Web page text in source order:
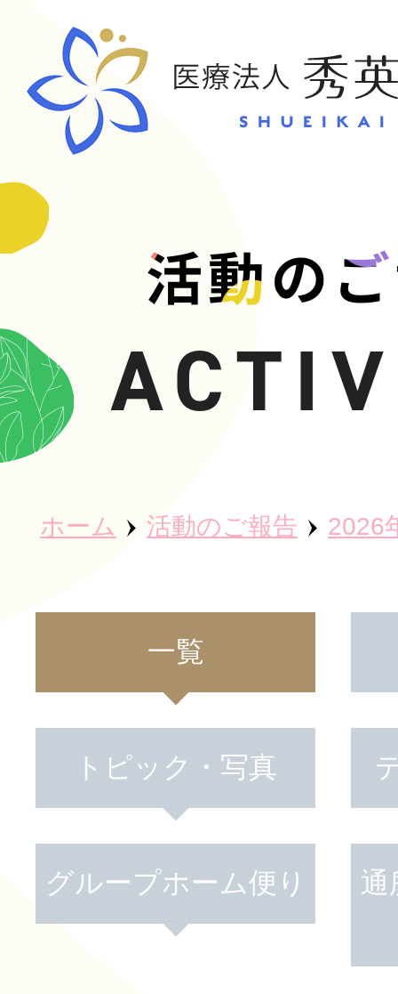
活動の
ホーム 活動のご報告 2026
一覧
トピック・写真
グループホーム便り 通
お問い
秀英会につ
事業所紹介
はなぶさ消化器・内視鏡
介護老人保健施設 長寿の
活動のご報
採用情報